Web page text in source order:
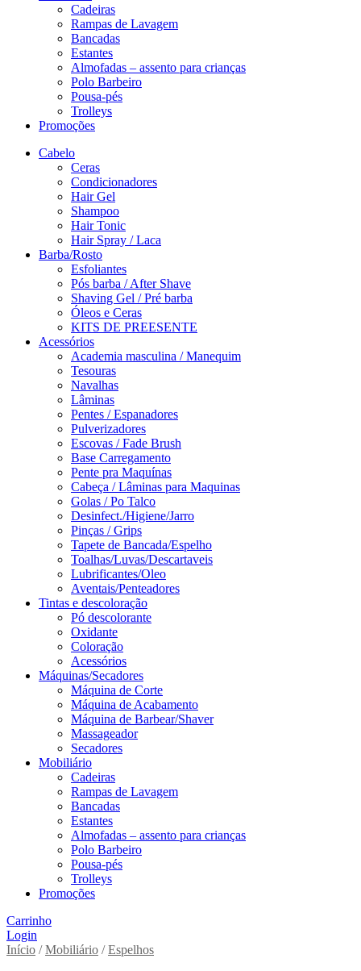
Cadeiras
Rampas de Lavagem
Bancadas
Estantes
Almofadas – assento para crianças
Polo Barbeiro
Pousa-pés
Trolleys
Promoções
Cabelo
Ceras
Condicionadores
Hair Gel
Shampoo
Hair Tonic
Hair Spray / Laca
Barba/Rosto
Esfoliantes
Pós barba / After Shave
Shaving Gel / Pré barba
Óleos e Ceras
KITS DE PREESENTE
Acessórios
Academia masculina / Manequim
Tesouras
Navalhas
Lâminas
Pentes / Espanadores
Pulverizadores
Escovas / Fade Brush
Base Carregamento
Pente pra Maquínas
Cabeça / Lâminas para Maquinas
Golas / Po Talco
Desinfect./Higiene/Jarro
Pinças / Grips
Tapete de Bancada/Espelho
Toalhas/Luvas/Descartaveis
Lubrificantes/Oleo
Aventais/Penteadores
Tintas e descoloração
Pó descolorante
Oxidante
Coloração
Acessórios
Máquinas/Secadores
Máquina de Corte
Máquina de Acabamento
Máquina de Barbear/Shaver
Massageador
Secadores
Mobiliário
Cadeiras
Rampas de Lavagem
Bancadas
Estantes
Almofadas – assento para crianças
Polo Barbeiro
Pousa-pés
Trolleys
Promoções
Carrinho
Login
Início /Mobiliário /Espelhos